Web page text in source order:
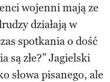
wojenni mają ze
działają w
spotkania o dość
są złe?” Jagielski
słowa pisanego, ale